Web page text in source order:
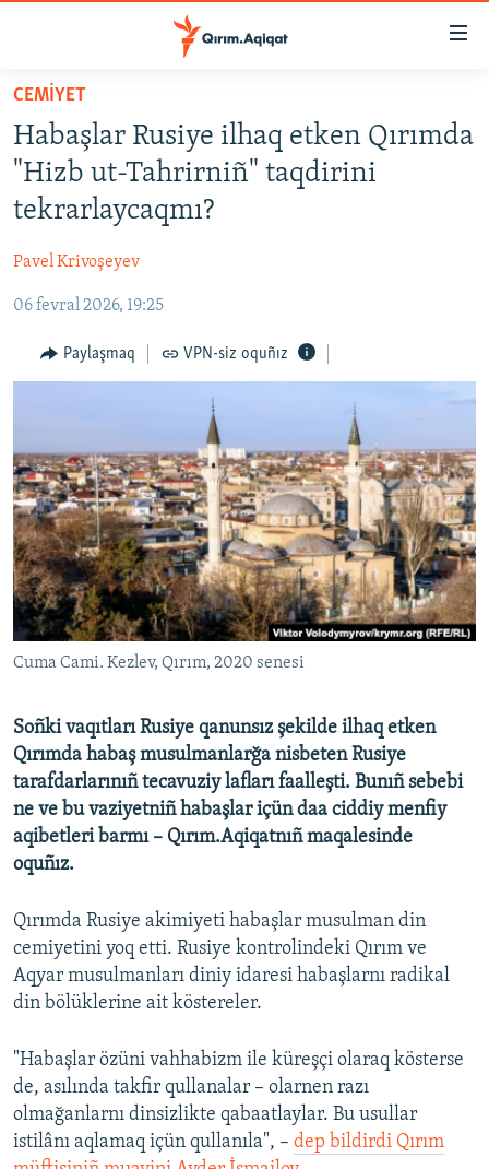
Esas
qaytmaq
Baş
navigatsiyağa
qaytmaq
Qıdıruvğa
HABERLER
SİYASET
İQTİSADİYAT
MEDENİYET
İNSAN AQLARI
VİDEO
FİKİR
Русский
Українською
QOŞULIÑIZ!
RFE/RS bütün saytları
CEMİYET
Habaşlar Rusiye ilhaq etken Qırımda
"Hizb ut-Tahrirniñ" taqdirini
tekrarlaycaqmı?
Pavel Krivoşeyev
06 fevral 2026, 19:25
Paylaşmaq VPN-siz oquñız
Cuma Cami. Kezlev, Qırım, 2020 senesi
Soñki vaqıtları Rusiye qanunsız şekilde ilhaq etken
Qırımda habaş musulmanlarğa nisbeten Rusiye
tarafdarlarınıñ tecavuziy lafları faalleşti. Bunıñ sebebi
ne ve bu vaziyetniñ habaşlar içün daa ciddiy menfiy
aqibetleri barmı – Qırım.Aqiqatnıñ maqalesinde
oquñız.
Qırımda Rusiye akimiyeti habaşlar musulman din
cemiyetini yoq etti. Rusiye kontrolindeki Qırım ve
Aqyar musulmanları diniy idaresi habaşlarnı radikal
din bölüklerine ait köstereler.
"Habaşlar özüni vahhabizm ile küreşçi olaraq kösterse
de, asılında takfir qullanalar – olarnen razı
olmağanlarnı dinsizlikte qabaatlaylar. Bu usullar
istilânı aqlamaq içün qullanıla", – dep bildirdi Qırım